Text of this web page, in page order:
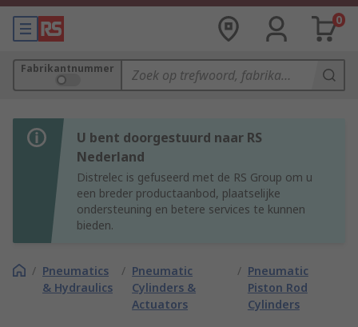
0
Fabrikantnummer
U bent doorgestuurd naar RS
Nederland
Distrelec is gefuseerd met de RS Group om u
een breder productaanbod, plaatselijke
ondersteuning en betere services te kunnen
bieden.
/ Pneumatics
& Hydraulics
/ Pneumatic
Cylinders &
Actuators
/ Pneumatic
Piston Rod
Cylinders